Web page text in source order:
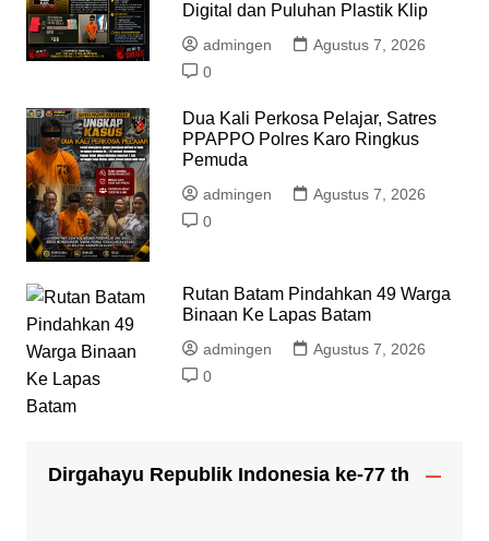
Digital dan Puluhan Plastik Klip
admingen
Agustus 7, 2026
0
Dua Kali Perkosa Pelajar, Satres
PPAPPO Polres Karo Ringkus
Pemuda
admingen
Agustus 7, 2026
0
Rutan Batam Pindahkan 49 Warga
Binaan Ke Lapas Batam
admingen
Agustus 7, 2026
0
Dirgahayu Republik Indonesia ke-77 th